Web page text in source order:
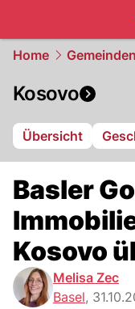
Home
Kosovo
Übersicht
Basler
Kosovo
Melisa Zec
Basel,